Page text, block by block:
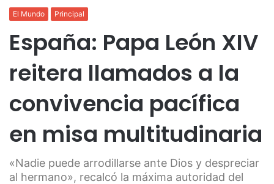
El Mundo Principal
España: Papa León XIV
reitera llamados a la
convivencia pacífica
en misa multitudinaria
«Nadie puede arrodillarse ante Dios y despreciar
al hermano», recalcó la máxima autoridad del